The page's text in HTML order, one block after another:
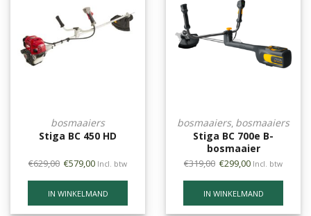
bosmaaiers
Stiga BC 450 HD
€629,00 €579,00 Incl. btw
IN WINKELMAND
bosmaaiers, bosmaaiers
Stiga BC 700e B-
bosmaaier
€319,00 €299,00 Incl. btw
IN WINKELMAND